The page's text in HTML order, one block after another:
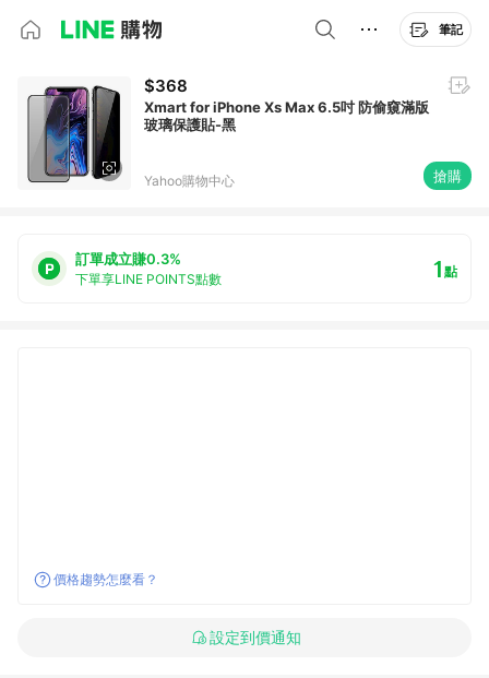
筆記
$368
Xmart for iPhone Xs Max 6.5吋 防偷窺滿版
玻璃保護貼-黑
Yahoo購物中心 搶購
訂單成立賺0.3%
下單享LINE POINTS點數 1點
價格趨勢怎麼看？
設定到價通知